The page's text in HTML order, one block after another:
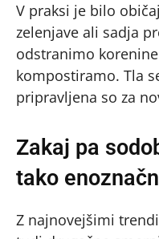
V praksi je bilo
zelenjave ali sadja
odstranimo
kompostiramo. Tla
pripravljena so za
Zakaj pa
tako
Z najnovejšimi